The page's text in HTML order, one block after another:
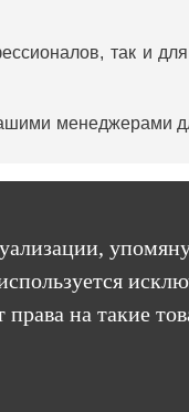
так и
на такие